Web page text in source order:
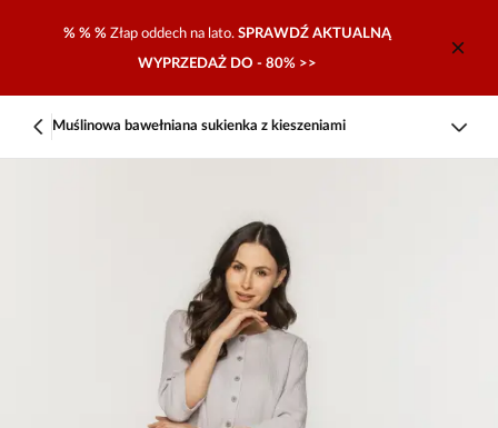
% % % Złap oddech na lato. SPRAWDŹ AKTUALNĄ
WYPRZEDAŻ DO - 80% >>
Muślinowa bawełniana sukienka z kieszeniami